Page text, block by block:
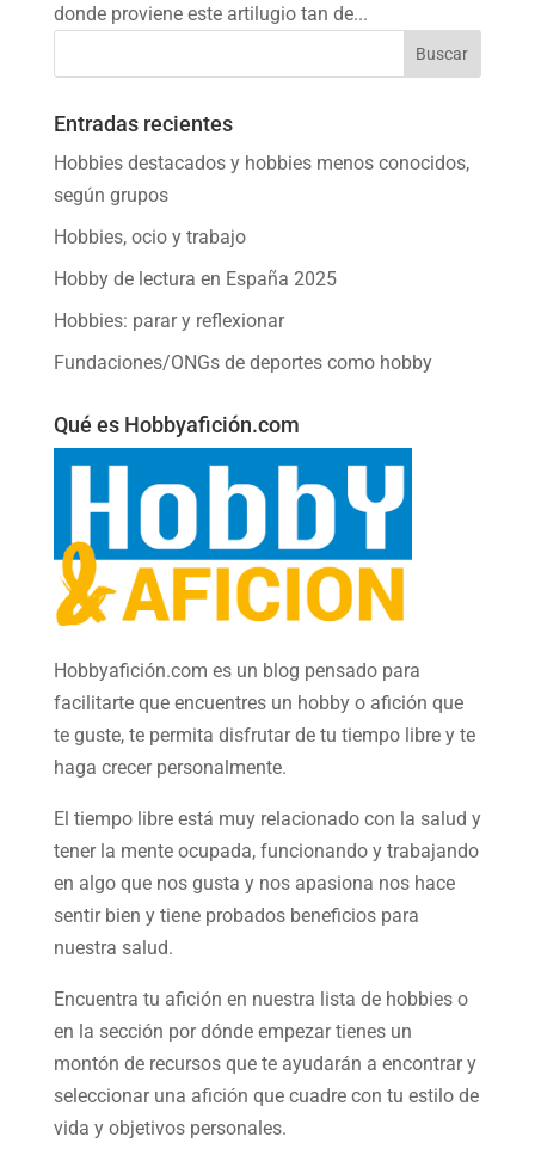
donde proviene este artilugio tan de...
Entradas recientes
Hobbies destacados y hobbies menos conocidos,
según grupos
Hobbies, ocio y trabajo
Hobby de lectura en España 2025
Hobbies: parar y reflexionar
Fundaciones/ONGs de deportes como hobby
Qué es Hobbyafición.com
Hobbyafición.com es un blog pensado para
facilitarte que encuentres un hobby o afición que
te guste, te permita disfrutar de tu tiempo libre y te
haga crecer personalmente.
El tiempo libre está muy relacionado con la salud y
tener la mente ocupada, funcionando y trabajando
en algo que nos gusta y nos apasiona nos hace
sentir bien y tiene probados beneficios para
nuestra salud.
Encuentra tu afición en nuestra lista de hobbieso
en la sección por dónde empezar tienes un
montón de recursos que te ayudarán a encontrar y
seleccionar una afición que cuadre con tu estilo de
vida y objetivos personales.